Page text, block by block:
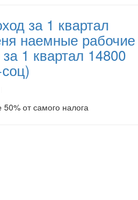
за 1 квартал
наемные рабочие
1 квартал 14800
от самого налога